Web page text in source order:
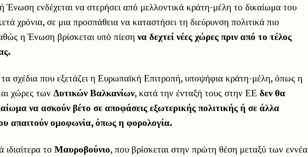
ενδέχεται να στερήσει από μελλοντικά κράτη-μέλη το δικαίωμα του
χρόνια, σε μια προσπάθεια να καταστήσει τη διεύρυνση πολιτικά πιο
η Ένωση βρίσκεται υπό πίεση να δεχτεί νέες χώρες πριν από το τέλος
σχέδια που εξετάζει η Ευρωπαϊκή Επιτροπή, υποψήφια κράτη-μέλη, όπως η
χώρες των Δυτικών Βαλκανίων, κατά την ένταξή τους στην ΕΕ δεν θα
να ασκούν βέτο σε αποφάσεις εξωτερικής πολιτικής ή σε άλλα
απαιτούν ομοφωνία, όπως η φορολογία.
το Μαυροβούνιο, που βρίσκεται στην πρώτη θέση μεταξύ των εννέα